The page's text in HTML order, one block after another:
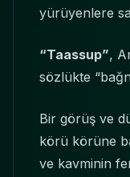
yürüyenlere
“Taassup”,
sözlükte
Bir görüş ve
körü körüne
ve kavminin